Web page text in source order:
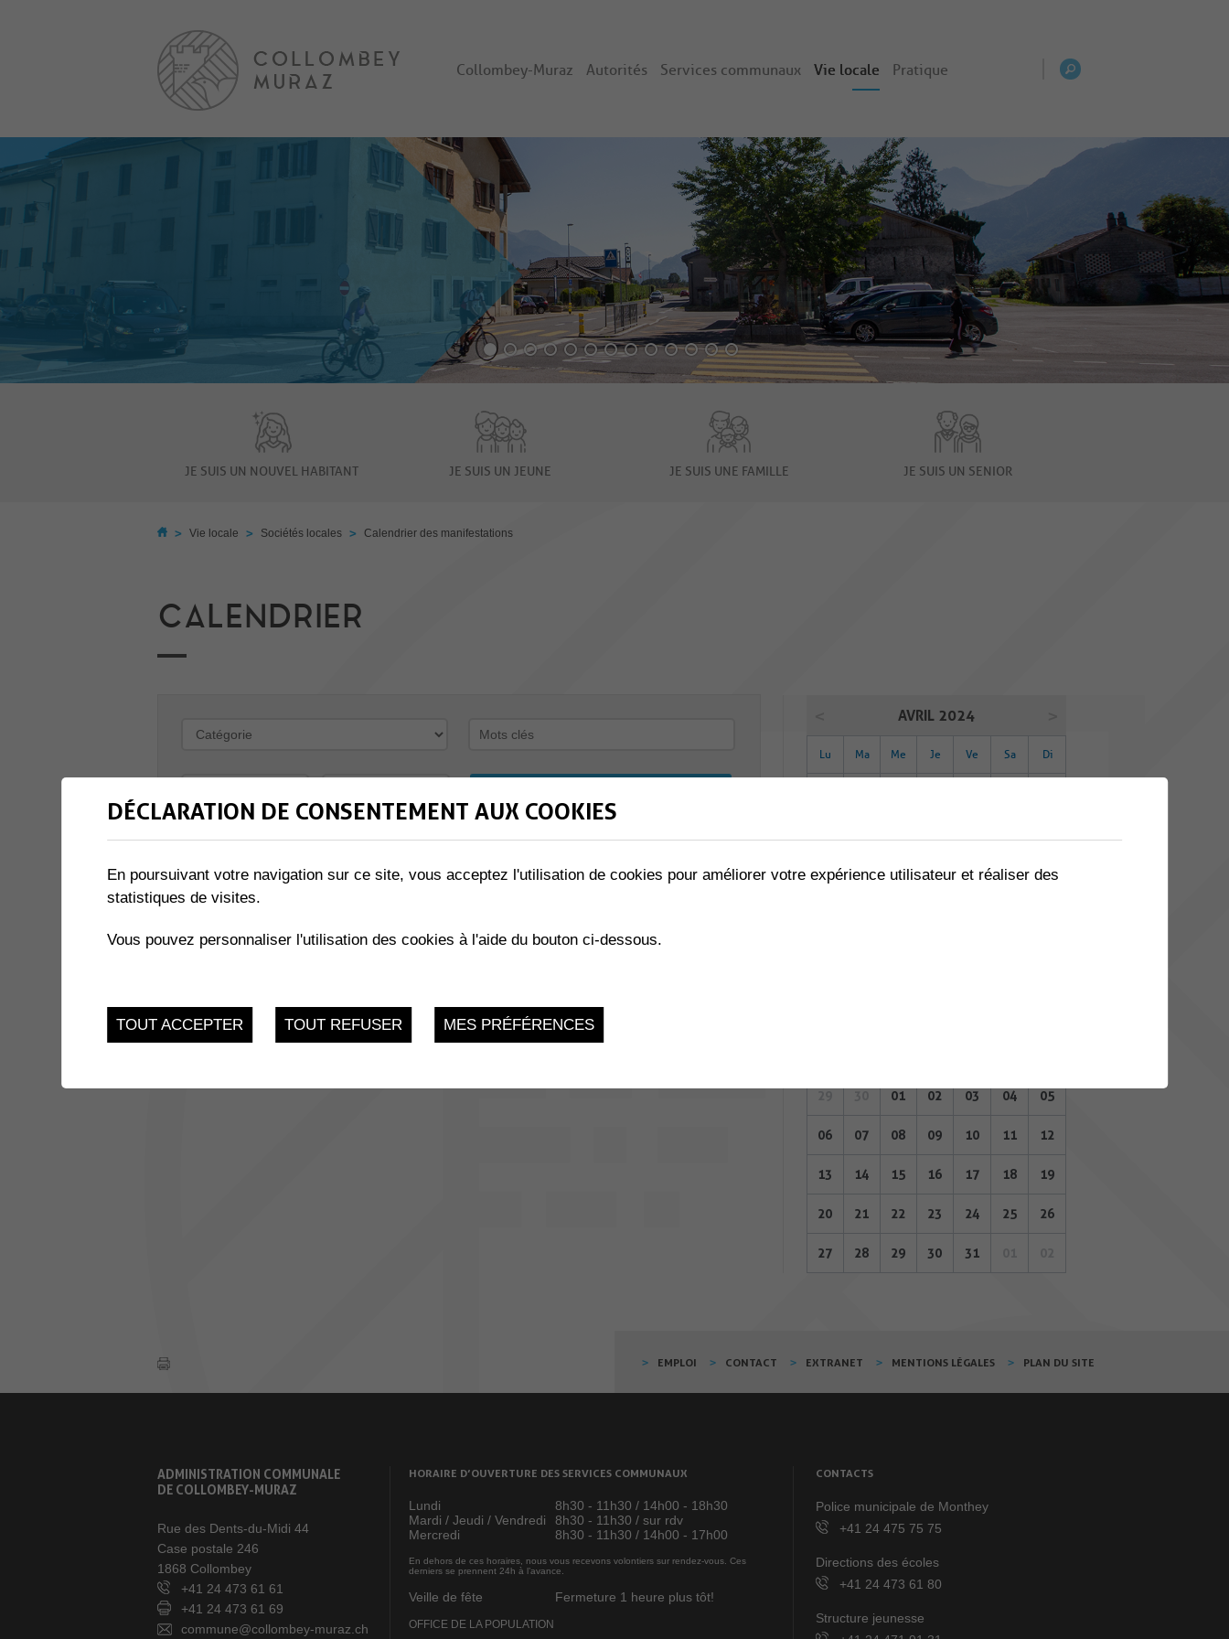
Collombey-Muraz Autorités Services communaux Vie locale Pratique
JE SUIS UN NOUVEL HABITANT JE SUIS UN JEUNE JE SUIS UNE FAMILLE JE SUIS UN SENIOR
> Vie locale > Sociétés locales > Calendrier des manifestations
CALENDRIER
11
JUI.
LA FUGUE
Chablais / Collombey-Muraz Dimanche 11 Juin 2023
11 du 09.06.2023 au 11.06.2023
AVRIL 2024
Lu Ma Me Je Ve Sa Di
15 16 17 18 19 20 21
01 02 03 04 05
06 07 08 09 10 11 12
13 14 15 16 17 18 19
20 21 22 23 24 25 26
27 28 29 30 31
EMPLOI CONTACT EXTRANET MENTIONS LÉGALES PLAN DU SITE
ADMINISTRATION COMMUNALE
DE COLLOMBEY-MURAZ
Rue des Dents-du-Midi 44
Case postale 246
1868 Collombey
+41 24 473 61 61
+41 24 473 61 69
commune@collombey-muraz.ch
HORAIRE D’OUVERTURE DES SERVICES COMMUNAUX
Lundi
8h30 - 11h30 / 14h00 - 18h30
Mardi / Jeudi / Vendredi
8h30 - 11h30 / sur rdv
Mercredi
8h30 - 11h30 / 14h00 - 17h00
En dehors de ces horaires, nous vous recevons volontiers sur rendez-vous. Ces
derniers se prennent 24h à l’avance.
Veille de fête Fermeture 1 heure plus tôt!
OFFICE DE LA POPULATION
CONTACTS
Police municipale de Monthey
+41 24 475 75 75
Directions des écoles
+41 24 473 61 80
Structure jeunesse
DÉCLARATION DE CONSENTEMENT AUX COOKIES
En poursuivant votre navigation sur ce site, vous acceptez l'utilisation de cookies pour améliorer votre expérience utilisateur et réaliser des
statistiques de visites.
Vous pouvez personnaliser l'utilisation des cookies à l'aide du bouton ci-dessous.
TOUT ACCEPTER TOUT REFUSER MES PRÉFÉRENCES